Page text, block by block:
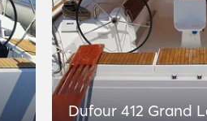
Dufour 412 Grand